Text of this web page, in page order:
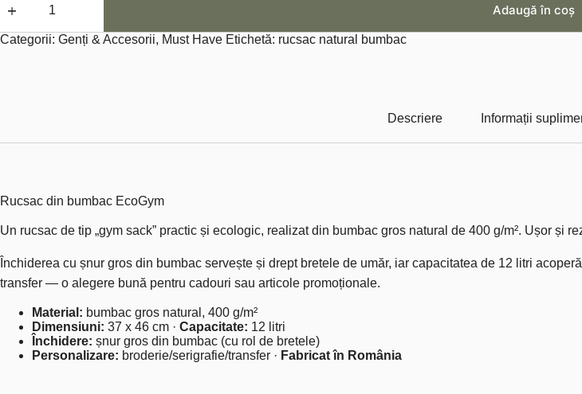
Rucsac
Bumbac
EcoGym
Adaugă în coș
Categorii: Genți & Accesorii, Must Have Etichetă: rucsac natural bumbac
Descriere Informații
Rucsac din bumbac EcoGym
Un rucsac de tip „gym sack” practic și ecologic, realizat din bumbac gros natural de 400 g/m². Ușor și
Închiderea cu șnur gros din bumbac servește și drept bretele de umăr, iar capacitatea de 12 litri
transfer — o alegere bună pentru cadouri sau articole promoționale.
Material: bumbac gros natural, 400 g/m²
Dimensiuni: 37 x 46 cm · Capacitate: 12 litri
Închidere: șnur gros din bumbac (cu rol de bretele)
Personalizare: broderie/serigrafie/transfer · Fabricat în România